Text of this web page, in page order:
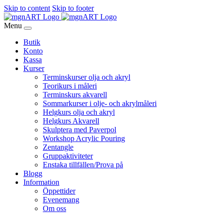
Skip to content Skip to footer
Menu
Butik
Konto
Kassa
Kurser
Terminskurser olja och akryl
Teorikurs i måleri
Terminskurs akvarell
Sommarkurser i olje- och akrylmåleri
Helgkurs olja och akryl
Helgkurs Akvarell
Skulptera med Paverpol
Workshop Acrylic Pouring
Zentangle
Gruppaktiviteter
Enstaka tillfällen/Prova på
Blogg
Information
Öppettider
Evenemang
Om oss